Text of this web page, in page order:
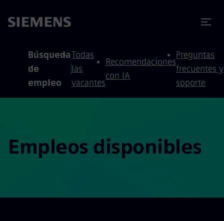
Búsqueda
de
empleo
Todas
las
vacantes
Recomendaciones
con IA
Preguntas
frecuentes y
soporte
Empleos disponibles